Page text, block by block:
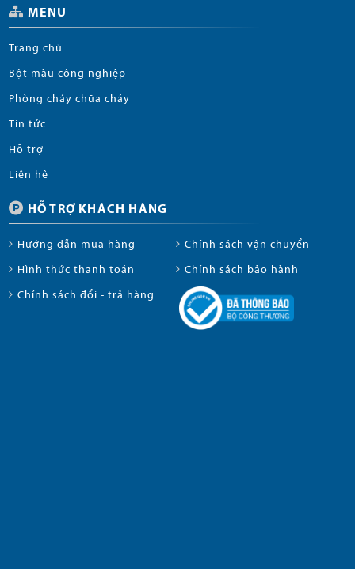
MENU
Trang chủ
Bột màu công nghiệp
Phòng cháy chữa cháy
Tin tức
Hỗ trợ
Liên hệ
HỖ TRỢ KHÁCH HÀNG
Hướng dẫn mua hàng Chính sách vận chuyển
Hình thức thanh toán Chính sách bảo hành
Chính sách đổi - trả hàng